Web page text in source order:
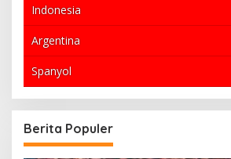
Indonesia
Argentina
Spanyol
Berita Populer